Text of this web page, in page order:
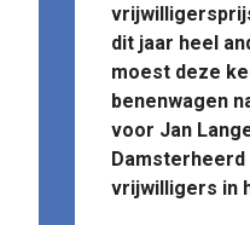
dit jaar heel
moest deze
benenwagen
voor Jan
Damsterheerd
vrijwilligers in